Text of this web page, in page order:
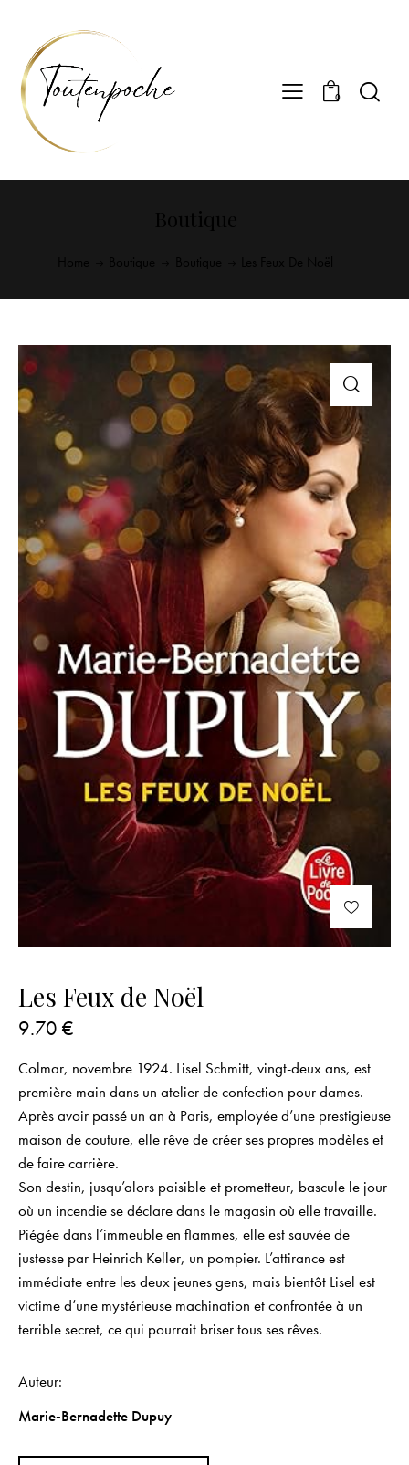
0
Les Feux de Noël
9.70 €
Colmar, novembre 1924. Lisel Schmitt, vingt-deux ans, est
première main dans un atelier de confection pour dames.
Après avoir passé un an à Paris, employée d’une prestigieuse
maison de couture, elle rêve de créer ses propres modèles et
de faire carrière.
Son destin, jusqu’alors paisible et prometteur, bascule le jour
où un incendie se déclare dans le magasin où elle travaille.
Piégée dans l’immeuble en flammes, elle est sauvée de
justesse par Heinrich Keller, un pompier. L’attirance est
immédiate entre les deux jeunes gens, mais bientôt Lisel est
victime d’une mystérieuse machination et confrontée à un
terrible secret, ce qui pourrait briser tous ses rêves.
Auteur
Marie-Bernadette Dupuy